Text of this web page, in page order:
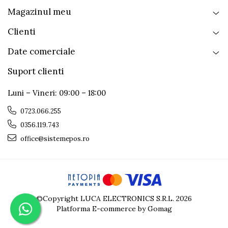
Temperatura
Magazinul meu
Clienti
Date comerciale
Suport clienti
Luni – Vineri: 09:00 – 18:00
0723.066.255
0356.119.743
office@sistemepos.ro
©Copyright LUCA ELECTRONICS S.R.L. 2026
Platforma E-commerce by Gomag